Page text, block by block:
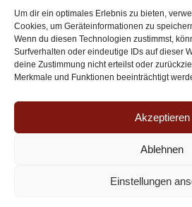
Um dir ein optimales Erlebnis zu bieten,
Cookies, um Geräteinformationen zu
Wenn du diesen Technologien zustimmst,
Surfverhalten oder eindeutige IDs auf dieser
deine Zustimmung nicht erteilst oder
Merkmale und Funktionen beeinträchtigt
Akzeptieren
Ablehnen
Einstellungen
Mentions
Politique de
Copyright © 2026 aquaaurelia -